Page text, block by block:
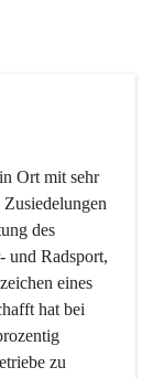
Ort mit sehr
des
und Radsport,
eines
hat bei
zu